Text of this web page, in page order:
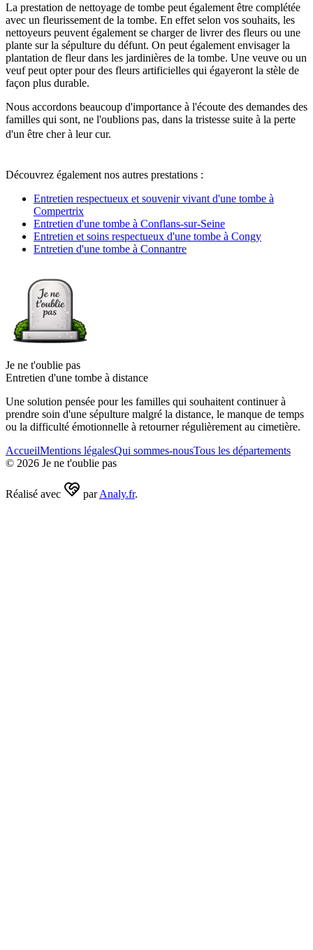
La prestation de nettoyage de tombe peut également être complétée
avec un fleurissement de la tombe. En effet selon vos souhaits, les
nettoyeurs peuvent également se charger de livrer des fleurs ou une
plante sur la sépulture du défunt. On peut également envisager la
plantation de fleur dans les jardinières de la tombe. Une veuve ou un
veuf peut opter pour des fleurs artificielles qui égayeront la stèle de
façon plus durable.
Nous accordons beaucoup d'importance à l'écoute des demandes des
familles qui sont, ne l'oublions pas, dans la tristesse suite à la perte
d'un être cher à leur cur.
Découvrez également nos autres prestations :
Entretien respectueux et souvenir vivant d'une tombe à
Compertrix
Entretien d'une tombe à Conflans-sur-Seine
Entretien et soins respectueux d'une tombe à Congy
Entretien d'une tombe à Connantre
Je ne t'oublie pas
Entretien d'une tombe à distance
Une solution pensée pour les familles qui souhaitent continuer à
prendre soin d'une sépulture malgré la distance, le manque de temps
ou la difficulté émotionnelle à retourner régulièrement au cimetière.
AccueilMentions légalesQui sommes-nousTous les départements
© 2026 Je ne t'oublie pas
Réalisé avec par Analy.fr.